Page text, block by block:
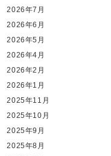
2026年7月
2026年6月
2026年5月
2026年4月
2026年2月
2026年1月
2025年11月
2025年10月
2025年9月
2025年8月